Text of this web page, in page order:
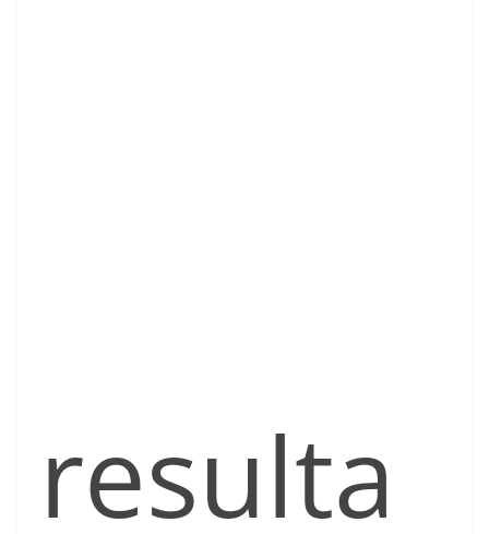
resulta